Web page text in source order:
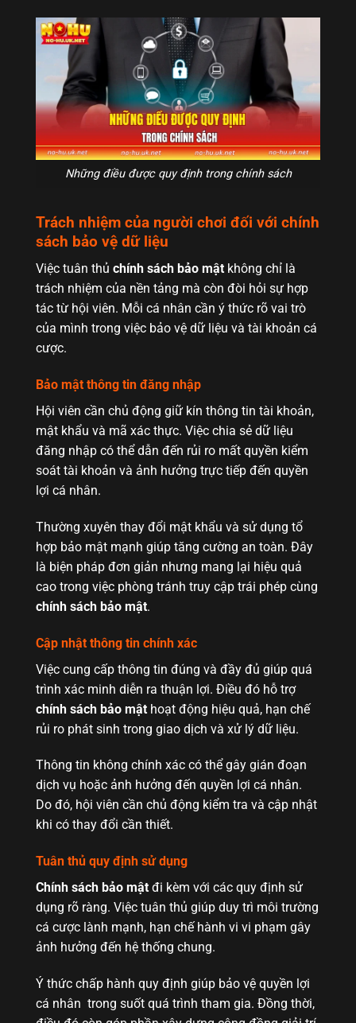
Những điều được quy định trong chính sách
Trách nhiệm của người chơi đối với chính
sách bảo vệ dữ liệu
Việc tuân thủ chính sách bảo mật không chỉ là
trách nhiệm của nền tảng mà còn đòi hỏi sự hợp
tác từ hội viên. Mỗi cá nhân cần ý thức rõ vai trò
của mình trong việc bảo vệ dữ liệu và tài khoản cá
cược.
Bảo mật thông tin đăng nhập
Hội viên cần chủ động giữ kín thông tin tài khoản,
mật khẩu và mã xác thực. Việc chia sẻ dữ liệu
đăng nhập có thể dẫn đến rủi ro mất quyền kiểm
soát tài khoản và ảnh hưởng trực tiếp đến quyền
lợi cá nhân.
Thường xuyên thay đổi mật khẩu và sử dụng tổ
hợp bảo mật mạnh giúp tăng cường an toàn. Đây
là biện pháp đơn giản nhưng mang lại hiệu quả
cao trong việc phòng tránh truy cập trái phép cùng
chính sách bảo mật.
Cập nhật thông tin chính xác
Việc cung cấp thông tin đúng và đầy đủ giúp quá
trình xác minh diễn ra thuận lợi. Điều đó hỗ trợ
chính sách bảo mật hoạt động hiệu quả, hạn chế
rủi ro phát sinh trong giao dịch và xử lý dữ liệu.
Thông tin không chính xác có thể gây gián đoạn
dịch vụ hoặc ảnh hưởng đến quyền lợi cá nhân.
Do đó, hội viên cần chủ động kiểm tra và cập nhật
khi có thay đổi cần thiết.
Tuân thủ quy định sử dụng
Chính sách bảo mật đi kèm với các quy định sử
dụng rõ ràng. Việc tuân thủ giúp duy trì môi trường
cá cược lành mạnh, hạn chế hành vi vi phạm gây
ảnh hưởng đến hệ thống chung.
Ý thức chấp hành quy định giúp bảo vệ quyền lợi
cá nhân trong suốt quá trình tham gia. Đồng thời,